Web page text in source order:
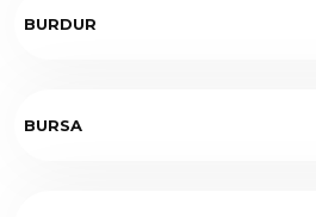
BURDUR
BURSA